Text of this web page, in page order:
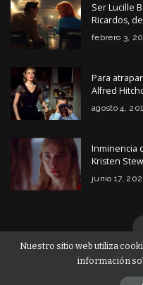
Ser Lucille
Ricardos,
febrero 3,
Para
Alfred
agosto 4,
Inminencia
Kristen
junio 17,
Nuestro sitio web utiliza
información